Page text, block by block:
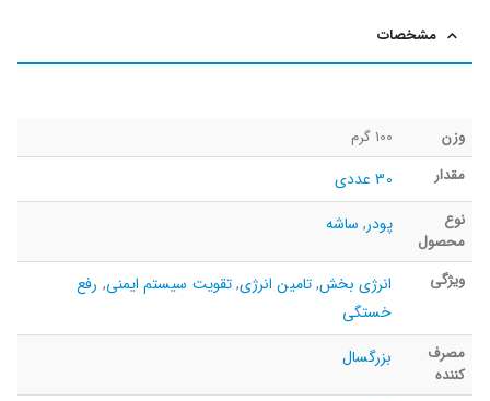
مشخصات
وزن
100 گرم
مقدار
30 عددی
نوع
محصول
پودر, ساشه
ویژگی انرژی بخش,تامین انرژی,تقویت سیستم ایمنی, رفع
خستگی
مصرف
کننده
بزرگسال